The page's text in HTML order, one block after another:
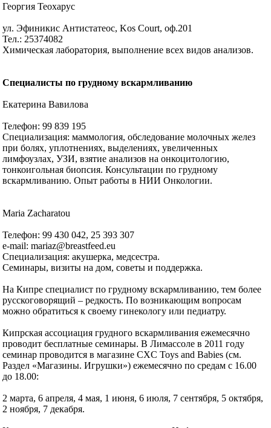
Георгия Теохарус
ул. Эфиникис Антистатеос, Kos Court, оф.201
Тел.: 25374082
Химическая лаборатория, выполнение всех видов анализов.
Специалисты по грудному вскармливанию
Екатерина Вавилова
Телефон: 99 839 195
Специализация: маммология, обследование молочных желез
при болях, уплотнениях, выделениях, увеличенных
лимфоузлах, УЗИ, взятие анализов на онкоцитологию,
тонкоигольная биопсия. Консультации по грудному
вскармливанию. Опыт работы в НИИ Онкологии.
Maria Zacharatou
Телефон: 99 430 042, 25 393 307
e-mail: mariaz@breastfeed.eu
Специализация: акушерка, медсестра.
Семинары, визиты на дом, советы и поддержка.
На Кипре специалист по грудному вскармливанию, тем более
русскоговорящий – редкость. По возникающим вопросам
можно обратиться к своему гинекологу или педиатру.
Кипрская ассоциация грудного вскармливания ежемесячно
проводит бесплатные семинары. В Лимассоле в 2011 году
семинар проводится в магазине CXC Toys and Babies (см.
Раздел «Магазины. Игрушки») ежемесячно по средам с 16.00
до 18.00:
2 марта, 6 апреля, 4 мая, 1 июня, 6 июля, 7 сентября, 5 октября,
2 ноября, 7 декабря.